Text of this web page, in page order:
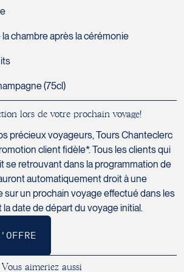
la chambre après la cérémonie
(75cl)
tion lors de votre prochain voyage!
précieux voyageurs, Tours Chanteclerc
client fidèle*. Tous les clients qui
se retrouvant dans la programmation de
automatiquement droit à une
sur un prochain voyage effectué dans les
la date de départ du voyage initial.
Vous aimeriez aussi
1-800-331-
de la Cité
#133,
1-844-869-